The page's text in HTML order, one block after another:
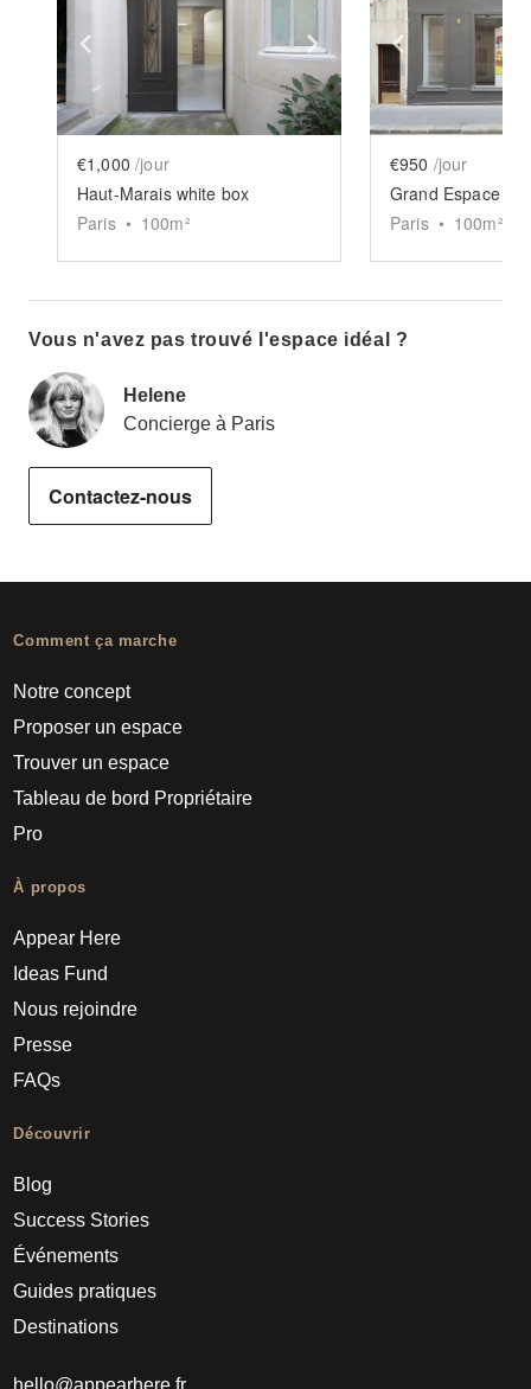
Show previous slide Show next slide
€1,000 /jour
Haut-Marais white box
Paris • 100m²
Show
€950 /jour
Grand Espace
Paris • 100m²
Vous n'avez pas trouvé l'espace idéal ?
Helene
Concierge à Paris
Contactez-nous
Comment ça marche
Notre concept
Proposer un espace
Trouver un espace
Tableau de bord Propriétaire
Pro
À propos
Appear Here
Ideas Fund
Nous rejoindre
Presse
FAQs
Découvrir
Blog
Success Stories
Événements
Guides pratiques
Destinations
hello@appearhere.fr